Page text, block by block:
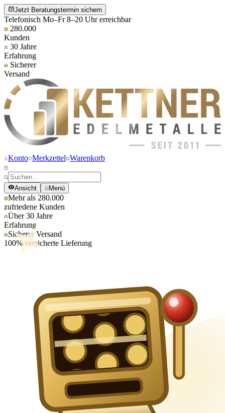
Jetzt Beratungstermin sichern
Telefonisch Mo–Fr 8–20 Uhr erreichbar
280.000
Kunden
30 Jahre
Erfahrung
Sicherer
Versand
Konto Merkzettel Warenkorb
Ansicht Menü
Mehr als 280.000
zufriedene Kunden
Über 30 Jahre
Erfahrung
Sicherer Versand
100% versicherte Lieferung